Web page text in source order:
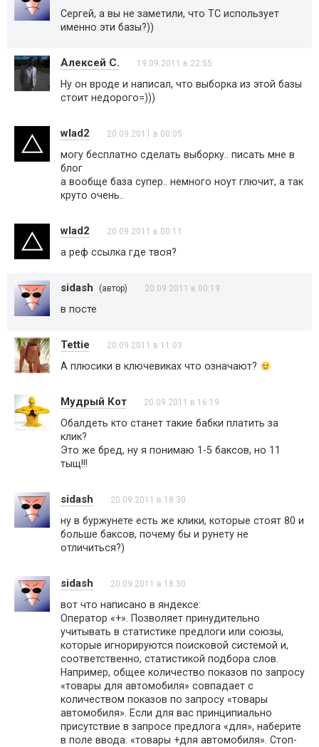
Сергей, а вы не заметили, что ТС использует
именно эти базы?))
Алексей С. 19.09.2011 в 22:55
Ну он вроде и написал, что выборка из этой базы
стоит недорого=)))
wlad2 20.09.2011 в 00:05
могу бесплатно сделать выборку.. писать мне в
блог
а вообще база супер.. немного ноут глючит, а так
круто очень..
wlad2 20.09.2011 в 00:11
а реф ссылка где твоя?
sidash (автор) 20.09.2011 в 00:19
в посте
Tettie 20.09.2011 в 11:03
А плюсики в ключевиках что означают?
Мудрый Кот 20.09.2011 в 16:19
Обалдеть кто станет такие бабки платить за
клик?
Это же бред, ну я понимаю 1-5 баксов, но 11
тыщ!!!
sidash 20.09.2011 в 18:30
ну в буржунете есть же клики, которые стоят 80 и
больше баксов, почему бы и рунету не
отличиться?)
sidash 20.09.2011 в 18:30
вот что написано в яндексе:
Оператор «+». Позволяет принудительно
учитывать в статистике предлоги или союзы,
которые игнорируются поисковой системой и,
соответственно, статистикой подбора слов.
Например, общее количество показов по запросу
«товары для автомобиля» совпадает с
количеством показов по запросу «товары
автомобиля». Если для вас принципиально
присутствие в запросе предлога «для», наберите
в поле ввода: «товары +для автомобиля». Стоп-